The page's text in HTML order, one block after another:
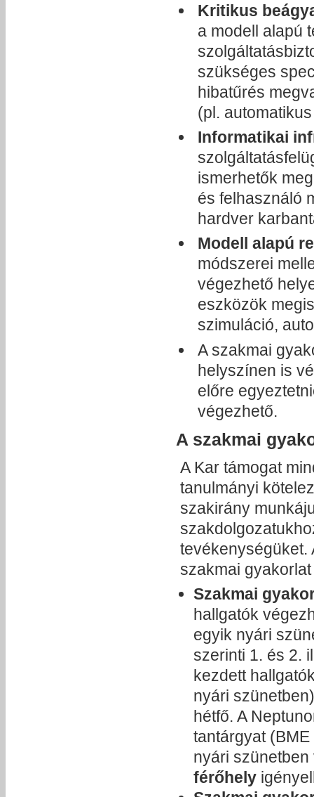
Kritikus
a modell alapú
szükséges
hibatűrés
(pl.
Informatikai
ismerhetők
és felhasználó
hardver
Modell alapú
módszerei
végezhető
eszközök
szimuláció,
A szakmai
helyszínen is
előre
végezhető.
A szakmai
A Kar támogat
tanulmányi
szakirány
tevékenységüket.
szakmai
Szakmai
hallgatók
egyik nyári
szerinti 1. és 2.
kezdett
nyári
hétfő. A
tantárgyat
nyári
férőhely